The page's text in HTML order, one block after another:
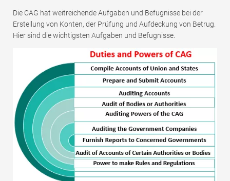
Die CAG hat weitreichende Aufgaben und Befugnisse bei der
Erstellung von Konten, der Prüfung und Aufdeckung von Betrug.
Hier sind die wichtigsten Aufgaben und Befugnisse.